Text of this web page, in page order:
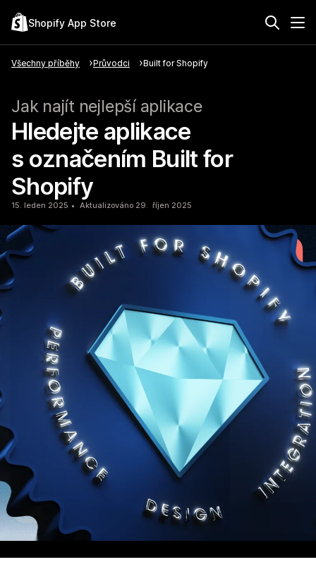
Shopify App Store
Všechny příběhy Průvodci Built for Shopify
Jak najít nejlepší aplikace
Hledejte aplikace
s označením Built for
Shopify
15. leden 2025 Aktualizováno 29. říjen 2025